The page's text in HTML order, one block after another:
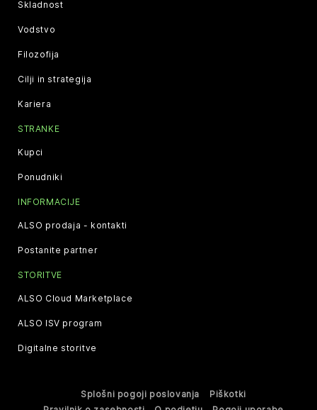
Skladnost
Vodstvo
Filozofija
Cilji in strategija
Kariera
STRANKE
Kupci
Ponudniki
INFORMACIJE
ALSO prodaja - kontakti
Postanite partner
STORITVE
ALSO Cloud Marketplace
ALSO ISV program
Digitalne storitve
Splošni pogoji poslovanja
Piškotki